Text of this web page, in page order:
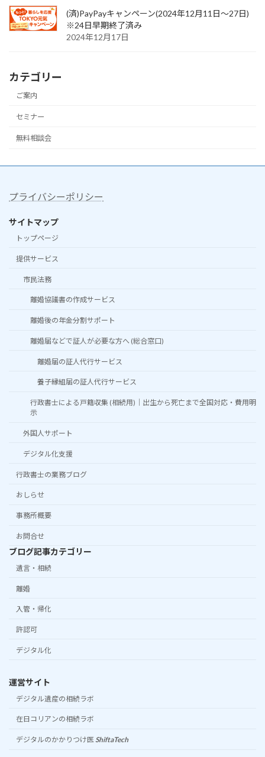
(済)PayPayキャンペーン(2024年12月11日〜27日)
※24日早期終了済み
2024年12月17日
カテゴリー
ご案内
セミナー
無料相談会
プライバシーポリシー
サイトマップ
トップページ
提供サービス
市民法務
離婚協議書の作成サービス
離婚後の年金分割サポート
離婚届などで証人が必要な方へ (総合窓口)
離婚届の証人代行サービス
養子縁組届の証人代行サービス
行政書士による戸籍収集 (相続用)｜出生から死亡まで全国対応・費用明
示
外国人サポート
デジタル化支援
行政書士の業務ブログ
おしらせ
事務所概要
お問合せ
ブログ記事カテゴリー
遺言・相続
離婚
入管・帰化
許認可
デジタル化
運営サイト
デジタル遺産の相続ラボ
在日コリアンの相続ラボ
デジタルのかかりつけ医ShiftaTech